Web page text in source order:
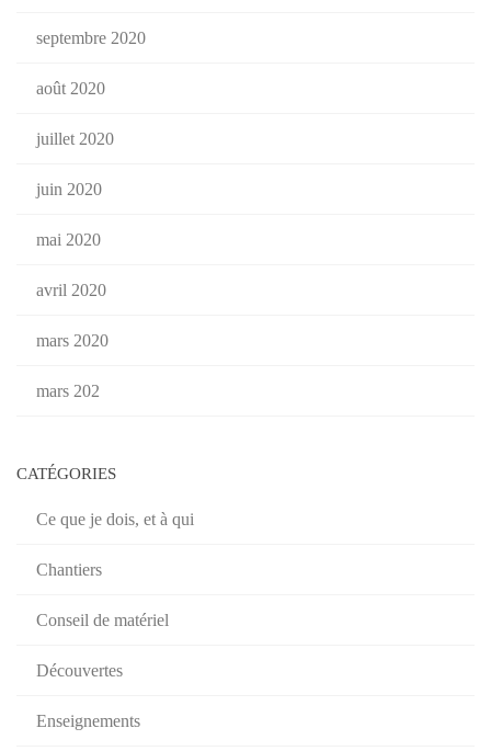
septembre 2020
août 2020
juillet 2020
juin 2020
mai 2020
avril 2020
mars 2020
mars 202
CATÉGORIES
Ce que je dois, et à qui
Chantiers
Conseil de matériel
Découvertes
Enseignements